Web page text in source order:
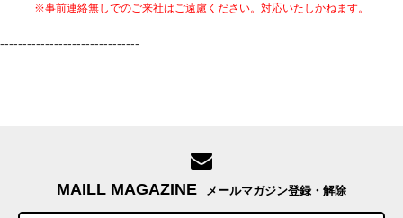
※事前連絡無しでのご来社はご遠慮ください。対応いたしかねます。
-------------------------------
MAILL MAGAZINE メールマガジン登録・解除